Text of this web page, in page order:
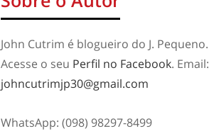
John Cutrim é blogueiro do J. Pequeno.
Acesse o seu Perfil no Facebook. Email:
johncutrimjp30@gmail.com
WhatsApp: (098) 98297-8499